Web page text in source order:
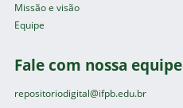
Missão e visão
Equipe
Fale com nossa equipe
repositoriodigital@ifpb.edu.br